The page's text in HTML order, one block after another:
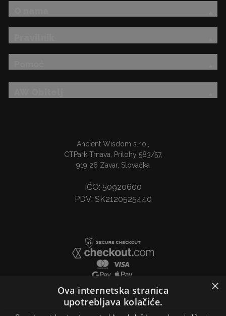
Ancient Wisdom s.r.o.,
CTPark Trnava, Prílohy 583/57,
919 26 Zavar, Slovačka
IČO: 50920600
PDV: SK2120525440
×
Ova internetska stranica
upotrebljava kolačiće.